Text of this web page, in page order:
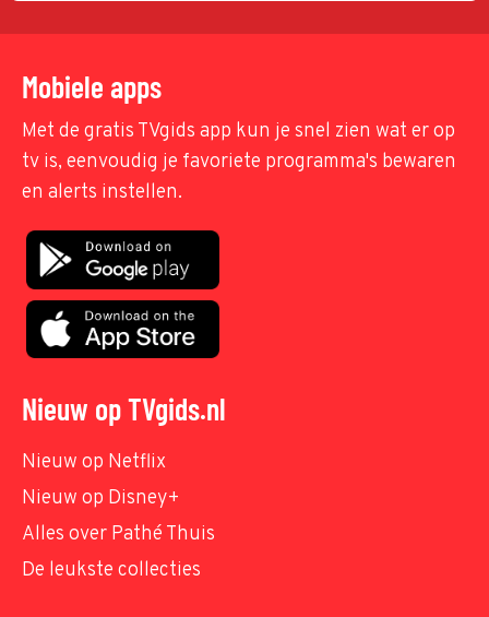
Mobiele apps
Met de gratis TVgids app kun je snel zien wat er op
tv is, eenvoudig je favoriete programma's bewaren
en alerts instellen.
Nieuw op TVgids.nl
Nieuw op Netflix
Nieuw op Disney+
Alles over Pathé Thuis
De leukste collecties